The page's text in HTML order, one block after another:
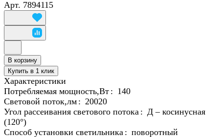
Арт. 7894115
В корзину
Купить в 1 клик
Характеристики
Потребляемая мощность,Вт : 140
Световой поток,лм : 20020
Угол рассеивания светового потока : Д – косинусная
(120°)
Способ установки светильника : поворотный